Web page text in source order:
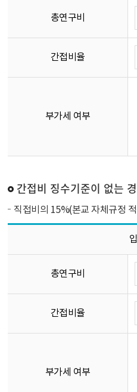
총연구비
간접비율
부가세 여부
간접비 징수기준이 없는
직접비의 15%(본교 자체규정
총연구비
간접비율
부가세 여부